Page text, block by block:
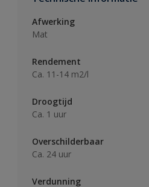
Afwerking
Mat
Rendement
Ca. 11-14 m2/l
Droogtijd
Ca. 1 uur
Overschilderbaar
Ca. 24 uur
Verdunning